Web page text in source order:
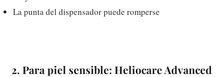
La punta del dispensador puede romperse
2. Para piel sensible: Heliocare Advanced